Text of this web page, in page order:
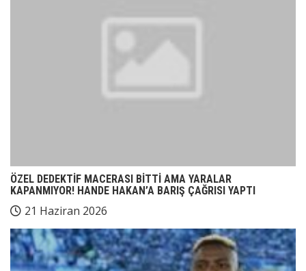
ÖZEL DEDEKTİF MACERASI BİTTİ AMA YARALAR
KAPANMIYOR! HANDE HAKAN’A BARIŞ ÇAĞRISI YAPTI
21 Haziran 2026